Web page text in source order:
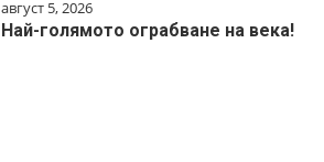
август 5, 2026
Най-голямото ограбване на века!